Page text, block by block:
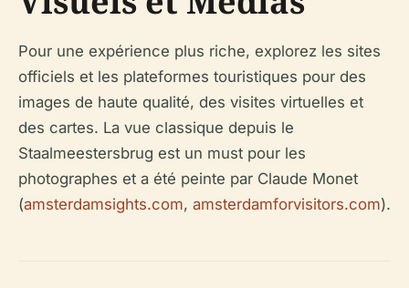
Pour une expérience plus riche, explorez les sites
officiels et les plateformes touristiques pour des
images de haute qualité, des visites virtuelles et
des cartes. La vue classique depuis le
Staalmeestersbrug est un must pour les
photographes et a été peinte par Claude Monet
(amsterdamsights.com, amsterdamforvisitors.com).